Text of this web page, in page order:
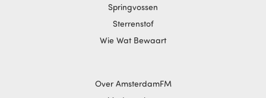
Springvossen
Sterrenstof
Wie Wat Bewaart
Over AmsterdamFM